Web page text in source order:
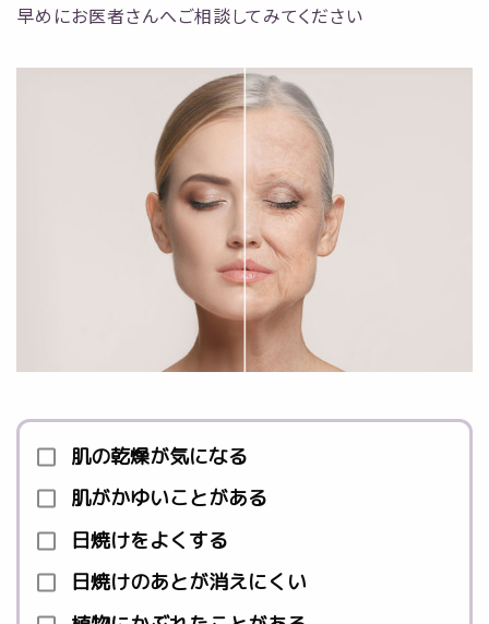
早めにお医者さんへご相談してみてください
肌の乾燥が気になる
肌がかゆいことがある
日焼けをよくする
日焼けのあとが消えにくい